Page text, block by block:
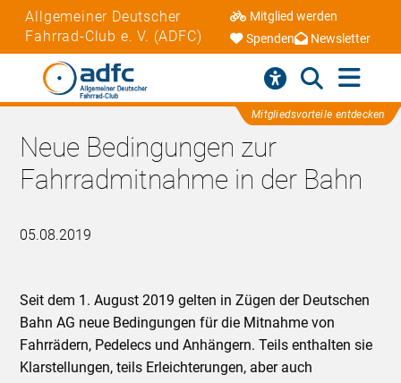
Allgemeiner Deutscher
Fahrrad-Club e. V. (ADFC)
Mitglied werden
Spenden
Newsletter
Mitgliedsvorteile entdecken
Neue Bedingungen zur
Fahrradmitnahme in der Bahn
05.08.2019
Seit dem 1. August 2019 gelten in Zügen der Deutschen
Bahn AG neue Bedingungen für die Mitnahme von
Fahrrädern, Pedelecs und Anhängern. Teils enthalten sie
Klarstellungen, teils Erleichterungen, aber auch